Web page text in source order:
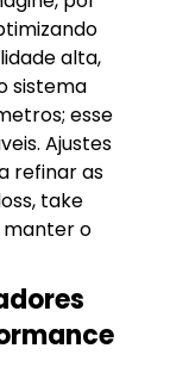
alta,
sistema
esse
Ajustes
refinar as
take
manter o